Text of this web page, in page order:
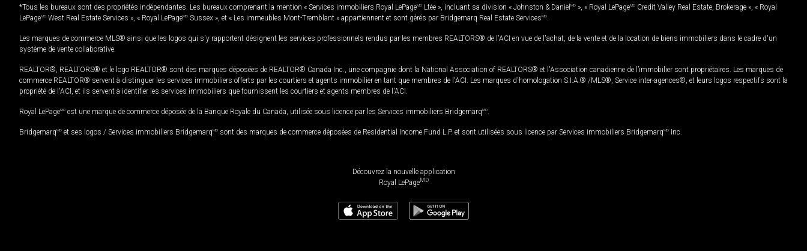
*Tous les bureaux sont des propriétés indépendantes. Les bureaux comprenant la mention « Services immobiliers Royal LePageMD Ltée », incluant sa division « Johnston & Daniel MD », « Royal LePageMD Credit Valley Real Estate, Brokerage », « Royal
LePageMD West Real Estate Services », « Royal LePageMD Sussex », et « Les immeubles Mont-Tremblant » appartiennent et sont gérés par Bridgemarq Real Estate ServicesMD
Les marques de commerce MLS® ainsi que les logos qui s'y rapportent désignent les services professionnels rendus par les membres REALTORS® de l'ACI en vue de l'achat, de la vente et de la location de biens immobiliers dans le cadre d'un
système de vente collaborative.
REALTOR®, REALTORS® et le logo REALTOR® sont des marques déposées de REALTOR® Canada Inc., une compagnie dont la National Association of REALTORS® et l'Association canadienne de l’immobilier sont propriétaires. Les marques de
commerce REALTOR® servent à distinguer les services immobiliers offerts par les courtiers et agents immobilier en tant que membres de l'ACI. Les marques d'homologation S.I.A.® /MLS®, Service inter-agences®, et leurs logos respectifs sont la
propriété de l'ACI, et ils servent à identifier les services immobiliers que fournissent les courtiers et agents membres de l'ACI.
Royal LePageMD est une marque de commerce déposée de la Banque Royale du Canada, utilisée sous licence par les Services immobiliers BridgemarqMD
BridgemarqMD et ses logos / Services immobiliers BridgemarqMD sont des marques de commerce déposées de Residential Income Fund L.P. et sont utilisées sous licence par Services immobiliers BridgemarqMD Inc.
Découvrez la nouvelle application
Royal LePageMD